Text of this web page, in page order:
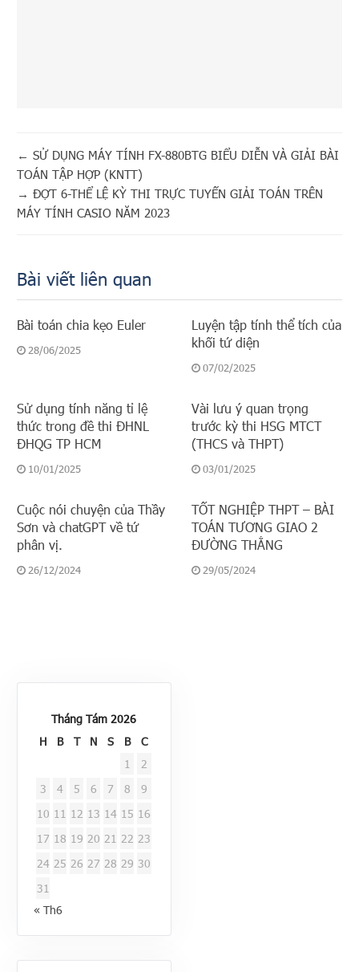
← SỬ DỤNG MÁY TÍNH FX-880BTG BIỂU DIỄN VÀ GIẢI BÀI
TOÁN TẬP HỢP (KNTT)
→ ĐỢT 6-THỂ LỆ KỲ THI TRỰC TUYẾN GIẢI TOÁN TRÊN
MÁY TÍNH CASIO NĂM 2023
Bài viết liên quan
Bài toán chia kẹo Euler
28/06/2025
Luyện tập tính thể tích của
khối tứ diện
07/02/2025
Sử dụng tính năng tỉ lệ
thức trong đề thi ĐHNL
ĐHQG TP HCM
10/01/2025
Vài lưu ý quan trọng
trước kỳ thi HSG MTCT
(THCS và THPT)
03/01/2025
Cuộc nói chuyện của Thầy
Sơn và chatGPT về tứ
phân vị.
26/12/2024
TỐT NGHIỆP THPT – BÀI
TOÁN TƯƠNG GIAO 2
ĐƯỜNG THẲNG
29/05/2024
Tháng Tám 2026
H
B T N S B
C
1
2
3
4 5 6 7 8
9
10 11 12 13 14 15 16
17 18 19 20 21 22 23
24 25 26 27 28 29 30
31
« Th6